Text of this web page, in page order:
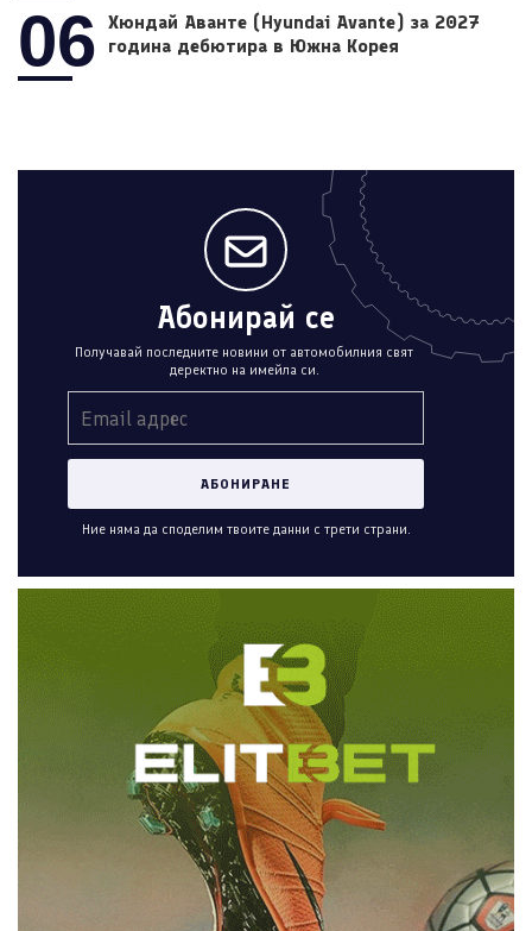
06
Хюндай Аванте (Hyundai Avante) за 2027
година дебютира в Южна Корея
Абонирай се
Получавай последните новини от автомобилния свят
деректно на имейла си.
Ние няма да споделим твоите данни с трети страни.